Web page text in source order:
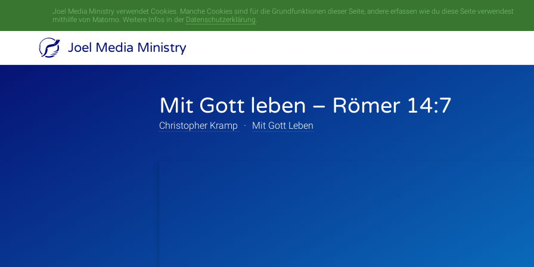
Joel Media Ministry verwendet Cookies. Manche Cookies sind für die Grundfunktionen dieser Seite, andere erfassen wie du diese Seite verwendest
mithilfe von Matomo. Weitere Infos in der Datenschutzerklärung.
Joel Media Ministry
Mit Gott leben – Römer 14:7
Christopher Kramp · Mit Gott Leben